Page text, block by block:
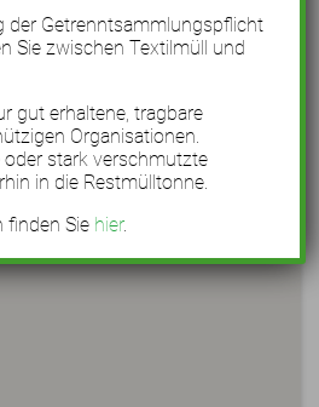
der Getrenntsammlungspflicht
Sie zwischen Textilmüll und
gut erhaltene, tragbare
Organisationen.
oder stark verschmutzte
in die Restmülltonne.
finden Sie hier.